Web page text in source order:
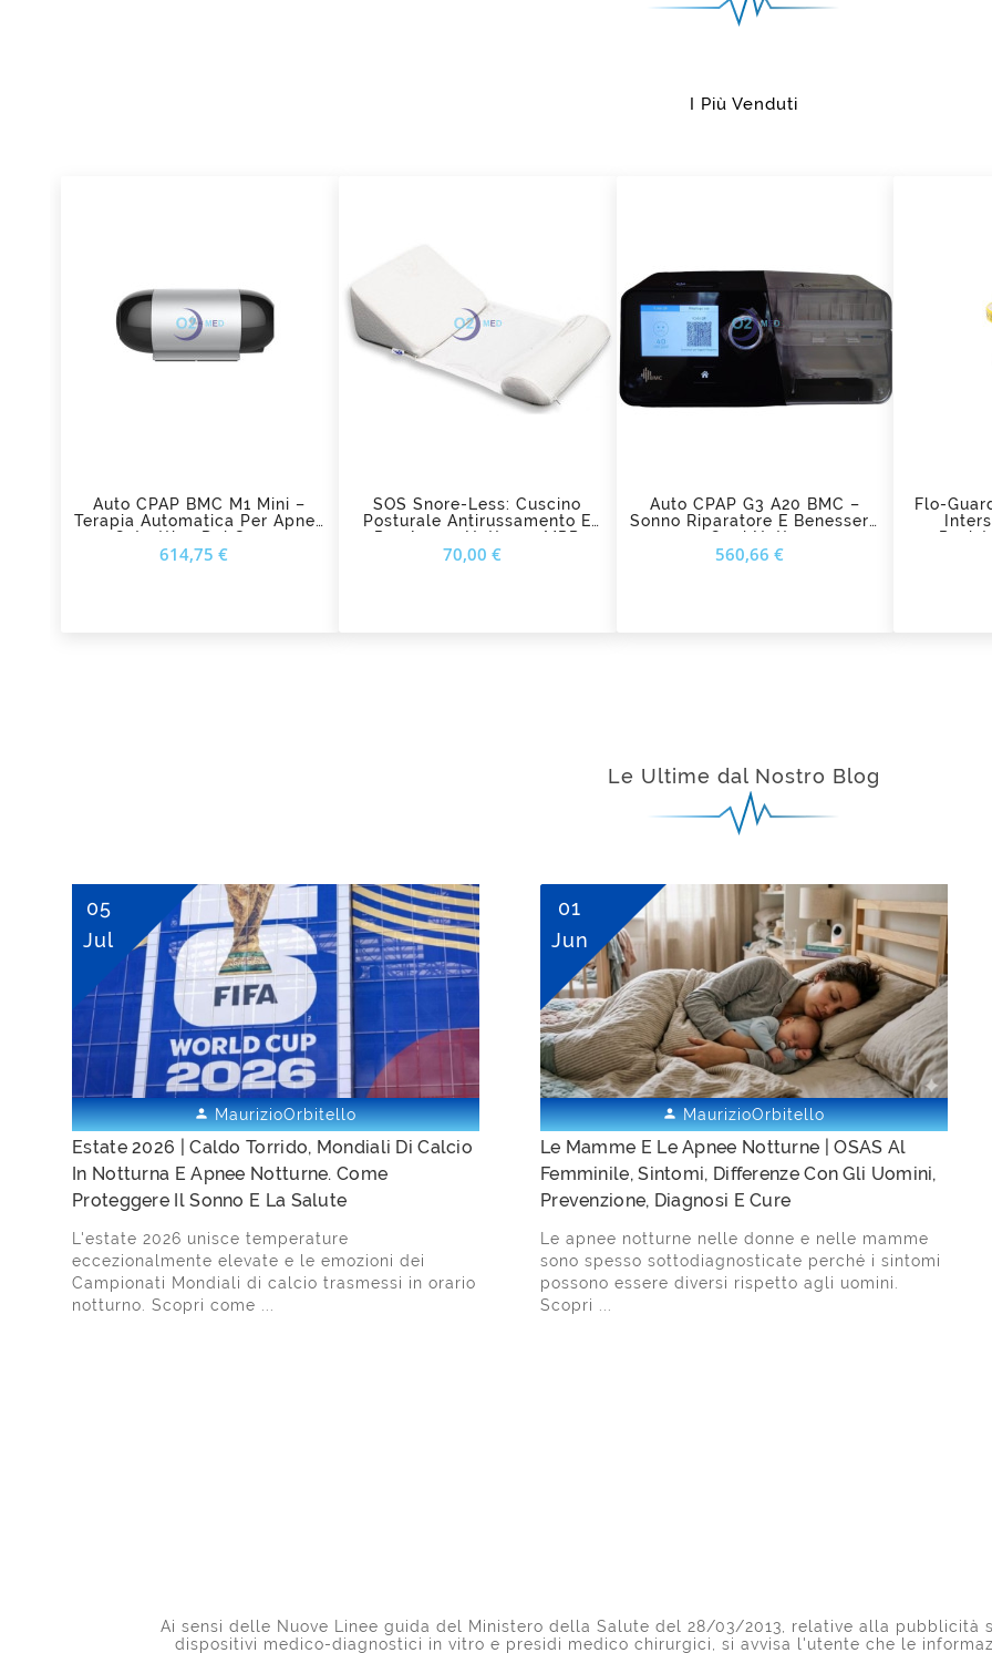
I Più Venduti
Auto CPAP BMC M1 Mini –
Terapia Automatica Per Apnea
Ostruttiva Del Sonno
614,75 €
Prezzo
SOS Snore-Less: Cuscino
Posturale Antirussamento E
Per Apnee Notturne MPR
70,00 €Prezzo
Auto CPAP G3 A20 BMC –
Sonno Riparatore E Benessere
Ogni Notte
560,66 €
Prezzo
Flo-
Le Ultime dal Nostro Blog
05
Jul
  MaurizioOrbitello
Estate 2026 | Caldo Torrido, Mondiali Di Calcio
In Notturna E Apnee Notturne. Come
Proteggere Il Sonno E La Salute
L'estate 2026 unisce temperature
eccezionalmente elevate e le emozioni dei
Campionati Mondiali di calcio trasmessi in orario
notturno. Scopri come ...
01
Jun
  MaurizioOrbitello
Le Mamme E Le Apnee Notturne | OSAS Al
Femminile, Sintomi, Differenze Con Gli Uomini,
Prevenzione, Diagnosi E Cure
Le apnee notturne nelle donne e nelle mamme
sono spesso sottodiagnosticate perché i sintomi
possono essere diversi rispetto agli uomini.
Scopri ...
Ai sensi delle Nuove Linee guida del Ministero della Salute del 28/03/2013, relative alla pubblicità
dispositivi medico-diagnostici in vitro e presidi medico chirurgici, si avvisa l'utente che le